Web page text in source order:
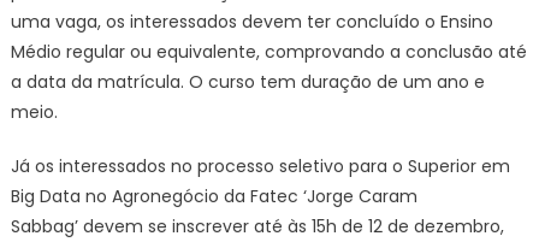
uma vaga, os interessados devem ter concluído o Ensino
Médio regular ou equivalente, comprovando a conclusão até
a data da matrícula. O curso tem duração de um ano e
meio.
Já os interessados no processo seletivo para o Superior em
Big Data no Agronegócio da Fatec ‘Jorge Caram
Sabbag’ devem se inscrever até às 15h de 12 de dezembro,